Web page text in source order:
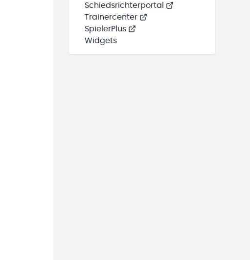
Schiedsrichterportal
Trainercenter
SpielerPlus
Widgets